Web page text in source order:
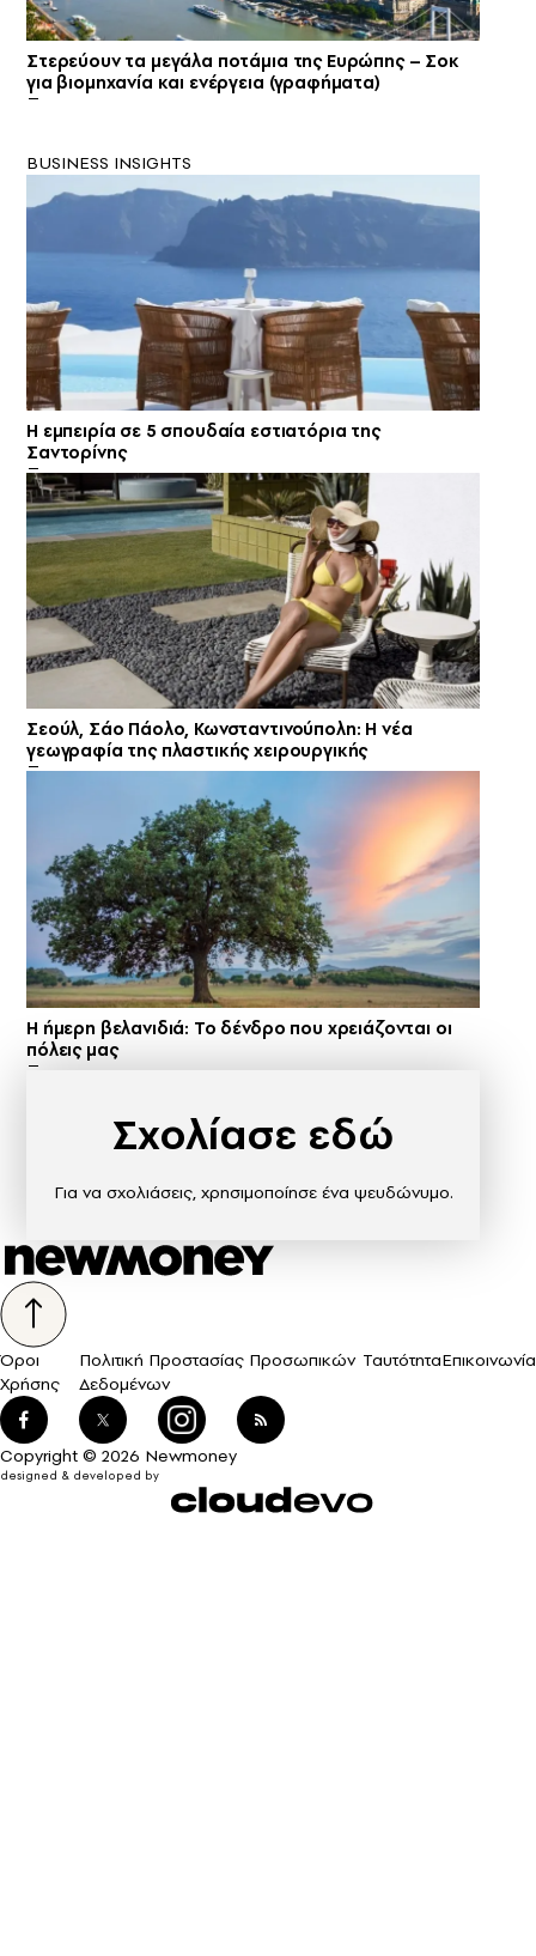
Στερεύουν τα μεγάλα ποτάμια της Ευρώπης – Σοκ
για βιομηχανία και ενέργεια (γραφήματα)
BUSINESS INSIGHTS
Η εμπειρία σε 5 σπουδαία εστιατόρια της
Σαντορίνης
Σεούλ, Σάο Πάολο, Κωνσταντινούπολη: Η νέα
γεωγραφία της πλαστικής χειρουργικής
Η ήμερη βελανιδιά: Το δένδρο που χρειάζονται οι
πόλεις μας
Σχολίασε εδώ
Για να σχολιάσεις, χρησιμοποίησε ένα ψευδώνυμο.
Όροι
Χρήσης
Πολιτική Προστασίας Προσωπικών
Δεδομένων
ΤαυτότηταΕπικοινωνία
Copyright © 2026 Newmoney
designed & developed by